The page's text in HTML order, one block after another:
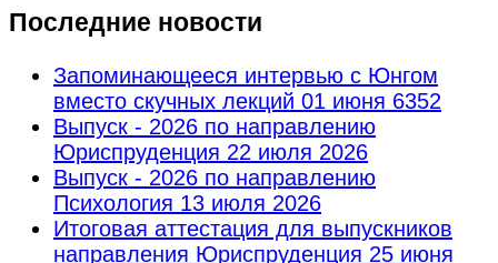
Последние новости
Запоминающееся интервью с Юнгом
вместо скучных лекций 01 июня 6352
Выпуск - 2026 по направлению
Юриспруденция 22 июля 2026
Выпуск - 2026 по направлению
Психология 13 июля 2026
Итоговая аттестация для выпускников
направления Юриспруденция 25 июня